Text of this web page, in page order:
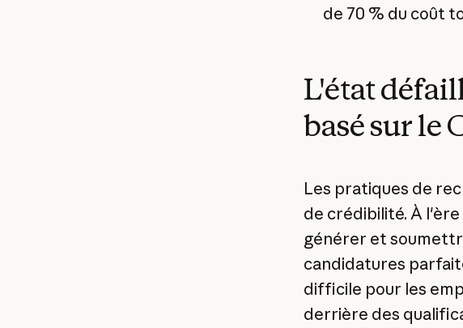
de 70 % du coût
L'état
basé sur le
Les pratiques de
de crédibilité. À
générer et
candidatures
difficile pour les
derrière des